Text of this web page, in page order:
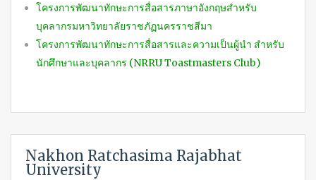
โครงการพัฒนาทักษะการสื่อสารภาษาอังกฤษสำหรับ
บุคลากรมหาวิทยาลัยราชภัฏนครราชสีมา
โครงการพัฒนาทักษะการสื่อสารและความเป็นผู้นำ สำหรับ
นักศึกษาและบุคลากร (NRRU Toastmasters Club)
Nakhon Ratchasima Rajabhat
University